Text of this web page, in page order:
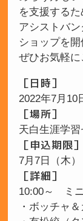
を支援する
アシストバ
ショップを開
ぜひお気軽に
［日時］
2022年7月
［場所］
天白生涯学
［申込期限］
7月7日（木）
［詳細］
10:00～ ミ
・ボッチャ